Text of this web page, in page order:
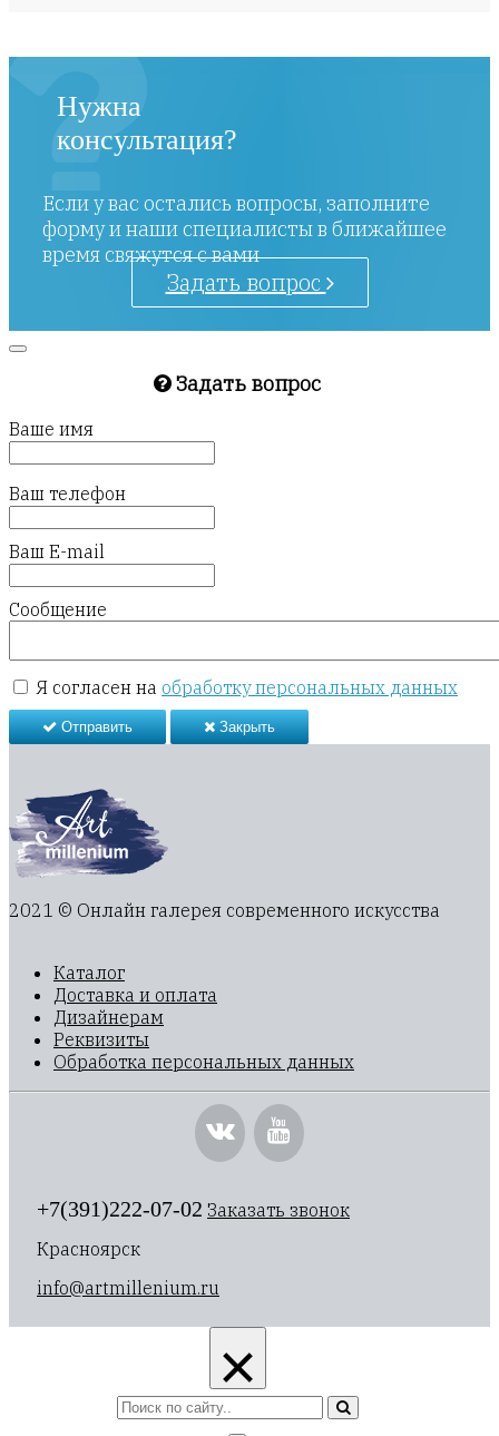
Нужна
консультация?
Если у вас остались вопросы, заполните
форму и наши специалисты в ближайшее
время свяжутся с вами
Задать вопрос
Задать вопрос
Ваше имя
Ваш телефон
Ваш E-mail
Сообщение
Я согласен на обработку персональных данных
Отправить Закрыть
2021 © Онлайн галерея современного искусства
Каталог
Доставка и оплата
Дизайнерам
Реквизиты
Обработка персональных данных
+7(391)222-07-02 Заказать звонок
Красноярск
info@artmillenium.ru
×